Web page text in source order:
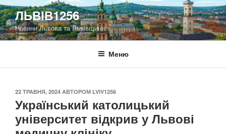
Перейти
до
вмісту
ЛЬВІВ1256
Новини Львова та Львівщини
Меню
ОПУБЛІКОВАНО
22 ТРАВНЯ, 2024 АВТОРОМ LVIV1256
Український католицький
університет відкрив у Львові